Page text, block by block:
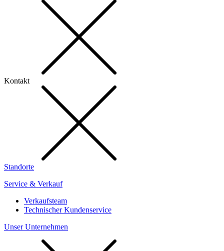
Kontakt
Standorte
Service & Verkauf
Verkaufsteam
Technischer Kundenservice
Unser Unternehmen